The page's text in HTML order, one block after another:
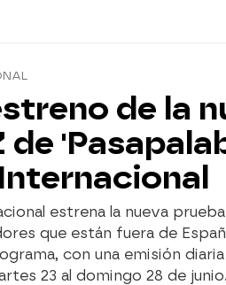
de la
de
estrena la nueva
que están fuera de
con una emisión diaria
23 al domingo 28 de junio.